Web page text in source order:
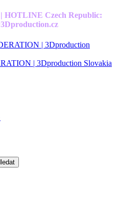
HOTLINE Czech Republic:
| 3Dproduction Slovakia